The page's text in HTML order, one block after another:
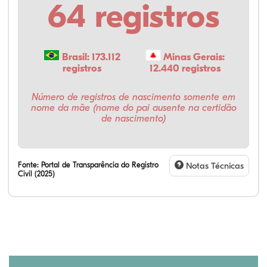
64 registros
Brasil: 173.112
registros
Minas Gerais:
12.440 registros
Número de registros de nascimento somente em
nome da mãe (nome do pai ausente na certidão
de nascimento)
Fonte: Portal de Transparência do Registro
Civil (2025)
Notas Técnicas